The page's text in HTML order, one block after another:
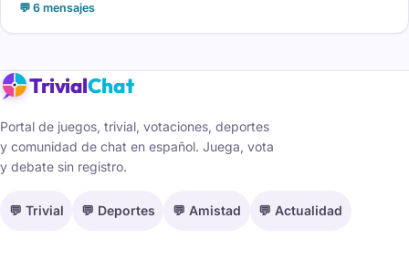
💬 6 mensajes
TrivialChat
Portal de juegos, trivial, votaciones, deportes
y comunidad de chat en español. Juega, vota
y debate sin registro.
💬 Trivial 💬 Deportes 💬 Amistad 💬 Actualidad